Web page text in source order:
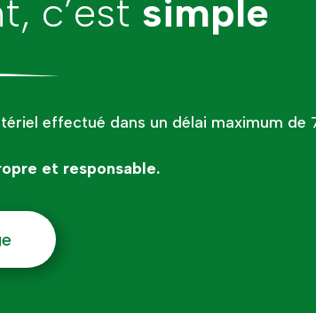
c’est simple
effectué dans un délai maximum de
et responsable.